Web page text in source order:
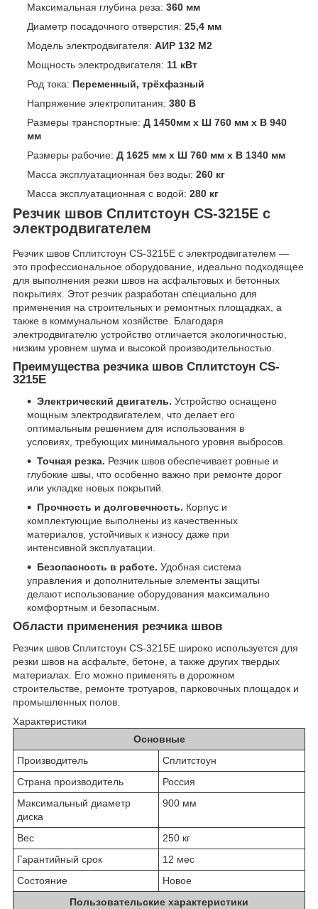
Максимальная глубина реза: 360 мм
Диаметр посадочного отверстия: 25,4 мм
Модель электродвигателя: АИР 132 M2
Мощность электродвигателя: 11 кВт
Род тока: Переменный, трёхфазный
Напряжение электропитания: 380 В
Размеры транспортные: Д 1450мм x Ш 760 мм x В 940
мм
Размеры рабочие: Д 1625 мм x Ш 760 мм x В 1340 мм
Масса эксплуатационная без воды: 260 кг
Масса эксплуатационная с водой: 280 кг
Резчик швов Сплитстоун CS-3215E с
электродвигателем
Резчик швов Сплитстоун CS-3215E с электродвигателем —
это профессиональное оборудование, идеально подходящее
для выполнения резки швов на асфальтовых и бетонных
покрытиях. Этот резчик разработан специально для
применения на строительных и ремонтных площадках, а
также в коммунальном хозяйстве. Благодаря
электродвигателю устройство отличается экологичностью,
низким уровнем шума и высокой производительностью.
Преимущества резчика швов Сплитстоун CS-
3215E
Электрический двигатель. Устройство оснащено
мощным электродвигателем, что делает его
оптимальным решением для использования в
условиях, требующих минимального уровня выбросов.
Точная резка. Резчик швов обеспечивает ровные и
глубокие швы, что особенно важно при ремонте дорог
или укладке новых покрытий.
Прочность и долговечность. Корпус и
комплектующие выполнены из качественных
материалов, устойчивых к износу даже при
интенсивной эксплуатации.
Безопасность в работе. Удобная система
управления и дополнительные элементы защиты
делают использование оборудования максимально
комфортным и безопасным.
Области применения резчика швов
Резчик швов Сплитстоун CS-3215E широко используется для
резки швов на асфальте, бетоне, а также других твердых
материалах. Его можно применять в дорожном
строительстве, ремонте тротуаров, парковочных площадок и
промышленных полов.
Характеристики
Основные
Производитель
Сплитстоун
Страна производитель
Россия
Максимальный диаметр
диска
900 мм
Вес
250 кг
Гарантийный срок
12 мес
Состояние
Новое
Пользовательские характеристики